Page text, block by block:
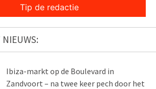
Tip de redactie
Ibiza-markt op de Boulevard in
Zandvoort – na twee keer pech door het